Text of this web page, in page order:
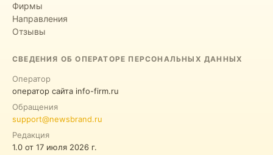
Фирмы
Направления
Отзывы
СВЕДЕНИЯ ОБ ОПЕРАТОРЕ ПЕРСОНАЛЬНЫХ ДАННЫХ
Оператор
оператор сайта info-firm.ru
Обращения
support@newsbrand.ru
Редакция
1.0 от 17 июля 2026 г.